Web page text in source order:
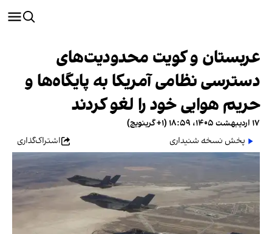
عربستان و کویت محدودیت‌های
دسترسی نظامی آمریکا به پایگاه‌ها و
حریم هوایی خود را لغو کردند
۱۷ اردیبهشت ۱۴۰۵، ۱۸:۵۹ (‎+۱ گرینویچ)
پخش نسخه شنیداری
اشتراک‌گذاری